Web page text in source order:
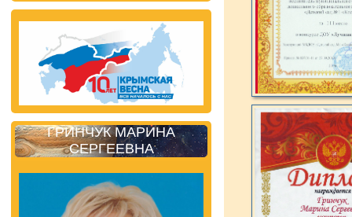
ГРИНЧУК МАРИНА
СЕРГЕЕВНА